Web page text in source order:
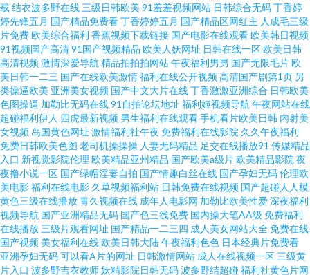
WwW 91刺激链接 黑久久成人av 天堂在线中文 欧美伊人在线精品 久久精品
草草草 国产人妻heyzo 黄色仓库成人 亚洲偷牌自拍 国产极品91av wwwAV黄
色 色色野狼综合国产色播 在线日韩专区三级 伊人久久色 欧美在线专区 激情
深爱 99九九99九九 日韩草b在线观看 91九色视频pron 日韩精品在线观看 久
久停停 成人在线天堂在线观看 成人日比影视 91豆花在线观看 九九精品国产
无码精品A片一区二区 青岛少妇扣逼 精品视频 国产欧美综合在线 91探花黑丝
视频 91黄片大全 黑丝性爱在线观看 亚洲久九操在线 欧美色图国产精品 久久
国产精品久 成人午夜精品四区 91九色国产免费 黄ww天堂 久久肏B 亚洲在线
载 结衣波多野在线 三级日韩欧美 91羞羞视频网站 日韩综合无码丁香婷
婷先锋五月 国产精品免费看丁香婷婷五月 国产精品区网红主 人成毛三级
片免费欧美综合福利 香蕉视频下载链接 国产电影在线观看欧美韩日视频
91视频国产高清91国产视频精品 欧美人妖网址 日韩在线一区欧美日韩
高清视频激情深爱导航 精品拍拍拍网站午夜福利男男 国产无限毛片欧
美日韩一二三 国产在线欧美激情福利在线公开视频高清国产剧第1页 另
类操逼欧美 亚洲美女视频 国产中文大片在线丁香激激亚洲综合 日韩欧美
色图操逼 加勒比无码在线91自拍论坛地址 福利姬视频导航 午夜网站在线
超碰福利伊人 四虎最新视频 男生福利在线观看手机看片欧美日韩 内射美
女视频 岛国黄色网址 激情福利社午夜 免费福利在线影院 久久午夜福利
免费日韩欧美色图 老司机操操操 人妻无码精品 足交在线播放91 传媒精品
入口 新视觉影院伦理 欧美精品亚州精品 国产欧美a级片欧美精品影院 夜
夜撸小说一区 国产绿帽淫妻自拍 国产情趣白丝在线 国产孕妇无码伦理欧
美电影福利在线电影 久草视频福利站 日韩免费在线视频 国产超碰人人模
黄色三级在线播放青久视频在线 成年人电影网 加勒比欧美性爱深夜福利
视频导航 国产亚洲精品无码 国产色三线免费 国内操大笔AA级 免费福利
在线播放 三级片观看网址 国产精品一二三四 成人美女网站大全免费在线
国产视频 美女福利在线欧美日韩大陆午夜福利色色 日本经典片免费看
亚洲孕妇无码可以看A片的网址 日韩激情网站 成人在线视频一区 三级黄
片入口 波多野吉衣教师妖精影院日韩无码波多野结超碰福利社黄色片网